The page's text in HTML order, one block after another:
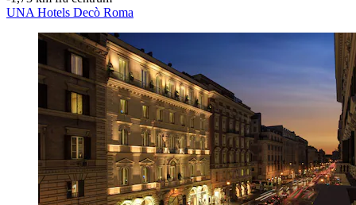
UNA Hotels Decò Roma